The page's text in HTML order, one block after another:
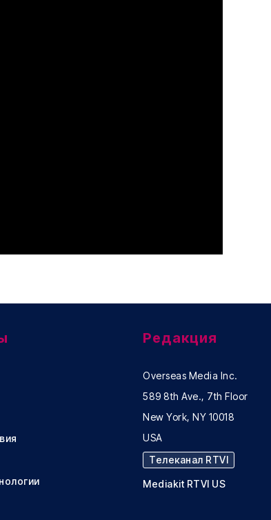
Редакция
Overseas Media Inc.
589 8th Ave., 7th Floor
New York, NY 10018
USA
Телеканал RTVI
Mediakit RTVI US